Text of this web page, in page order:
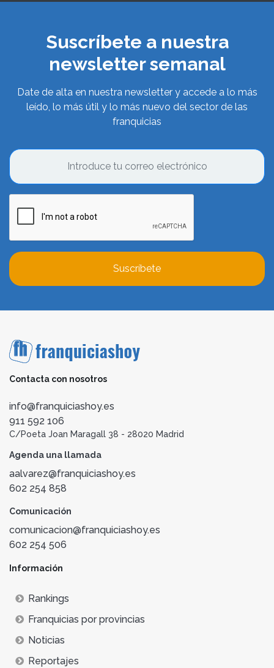
Suscríbete a nuestra
newsletter semanal
Date de alta en nuestra newsletter y accede a lo más
leído, lo más útil y lo más nuevo del sector de las
franquicias
Suscríbete
Contacta con nosotros
info@franquiciashoy.es
911 592 106
C/Poeta Joan Maragall 38 - 28020 Madrid
Agenda una llamada
aalvarez@franquiciashoy.es
602 254 858
Comunicación
comunicacion@franquiciashoy.es
602 254 506
Información
Rankings
Franquicias por provincias
Noticias
Reportajes